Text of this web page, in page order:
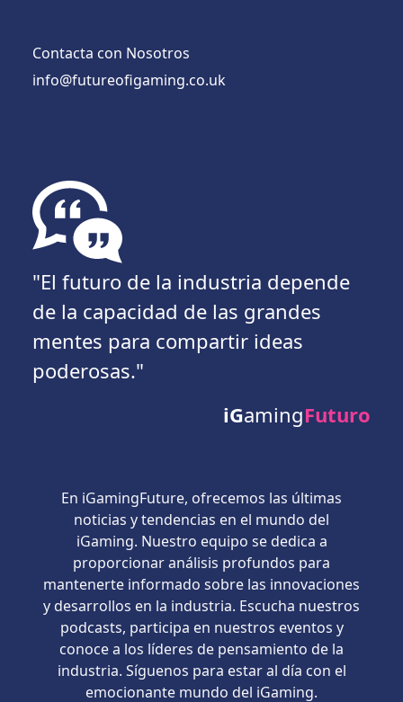
Contacta con Nosotros
info@futureofigaming.co.uk
"El futuro de la industria depende
de la capacidad de las grandes
mentes para compartir ideas
poderosas."
iGamingFuturo
En iGamingFuture, ofrecemos las últimas
noticias y tendencias en el mundo del
iGaming. Nuestro equipo se dedica a
proporcionar análisis profundos para
mantenerte informado sobre las innovaciones
y desarrollos en la industria. Escucha nuestros
podcasts, participa en nuestros eventos y
conoce a los líderes de pensamiento de la
industria. Síguenos para estar al día con el
emocionante mundo del iGaming.